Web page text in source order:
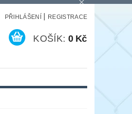
PŘIHLÁŠENÍ REGISTRACE
KOŠÍK: 0 Kč